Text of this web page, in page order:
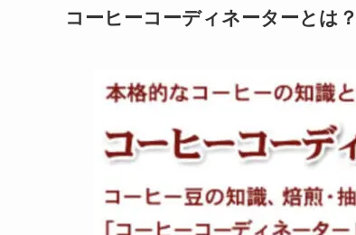
コーヒーコーディネーターとは？